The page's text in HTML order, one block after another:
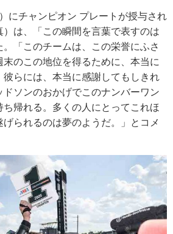
にチャンピオン プレートが授与され
は、「この瞬間を言葉で表すのは
「このチームは、この栄誉にふさ
のこの地位を得るために、本当に
らには、本当に感謝してもしきれ
ソンのおかげでこのナンバーワン
ち帰れる。多くの人にとってこれほ
られるのは夢のようだ。」とコメ